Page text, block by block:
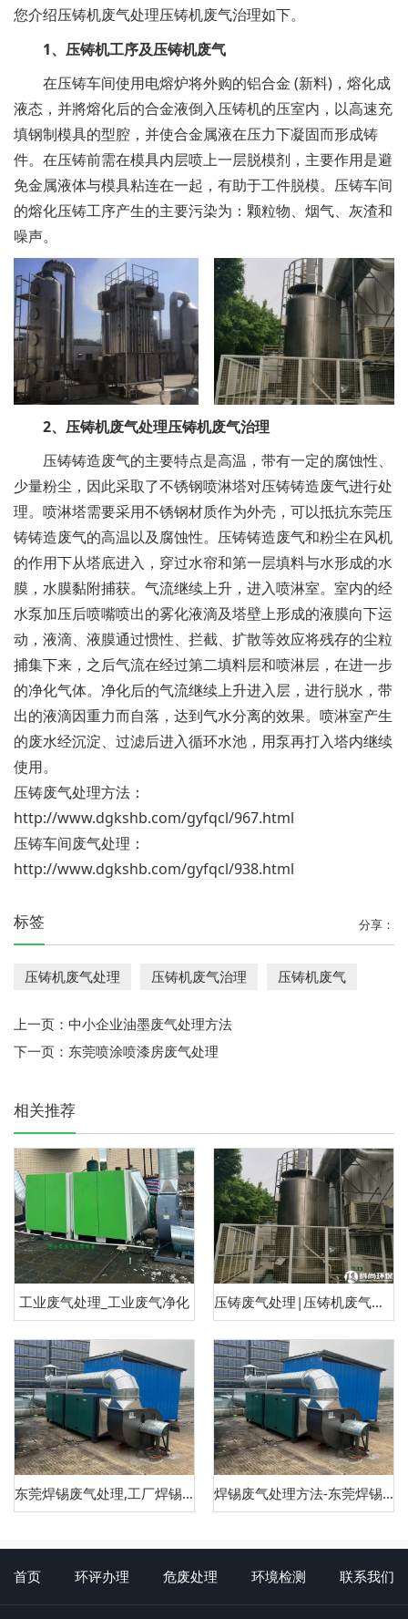
您介绍压铸机废气处理压铸机废气治理如下。
1、压铸机工序及压铸机废气
在压铸车间使用电熔炉将外购的铝合金 (新料)，熔化成
液态，并將熔化后的合金液倒入压铸机的压室内，以高速充
填钢制模具的型腔，并使合金属液在压力下凝固而形成铸
件。在压铸前需在模具内层喷上一层脱模剂，主要作用是避
免金属液体与模具粘连在一起，有助于工件脱模。压铸车间
的熔化压铸工序产生的主要污染为：颗粒物、烟气、灰渣和
噪声。
2、压铸机废气处理压铸机废气治理
压铸铸造废气的主要特点是高温，带有一定的腐蚀性、
少量粉尘，因此采取了不锈钢喷淋塔对压铸铸造废气进行处
理。喷淋塔需要采用不锈钢材质作为外壳，可以抵抗东莞压
铸铸造废气的高温以及腐蚀性。压铸铸造废气和粉尘在风机
的作用下从塔底进入，穿过水帘和第一层填料与水形成的水
膜，水膜黏附捕获。气流继续上升，进入喷淋室。室内的经
水泵加压后喷嘴喷出的雾化液滴及塔壁上形成的液膜向下运
动，液滴、液膜通过惯性、拦截、扩散等效应将残存的尘粒
捕集下来，之后气流在经过第二填料层和喷淋层，在进一步
的净化气体。净化后的气流继续上升进入层，进行脱水，带
出的液滴因重力而自落，达到气水分离的效果。喷淋室产生
的废水经沉淀、过滤后进入循环水池，用泵再打入塔内继续
使用。
压铸废气处理方法：
http://www.dgkshb.com/gyfqcl/967.html
压铸车间废气处理：
http://www.dgkshb.com/gyfqcl/938.html
标签 分享：
压铸机废气处理 压铸机废气治理 压铸机废气
上一页： 中小企业油墨废气处理方法
下一页： 东莞喷涂喷漆房废气处理
相关推荐
工业废气处理_工业废气净化 压铸废气处理|压铸机废气治理
东莞焊锡废气处理,工厂焊锡废气处理 焊锡废气处理方法-东莞焊锡废气处理
首页 环评办理 危废处理 环境检测 联系我们